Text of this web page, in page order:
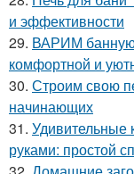
и эффективности
29. ВАРИМ банную
комфортной и
30. Строим свою
начинающих
31. Удивительные
руками: простой